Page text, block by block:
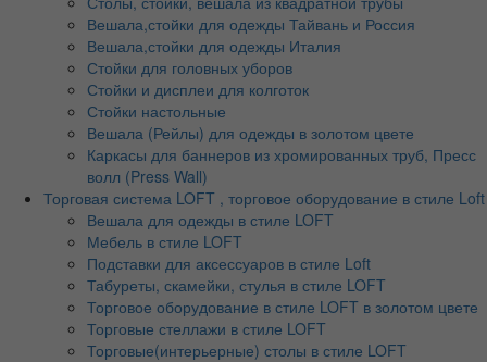
Вешала,стойки для одежды Тайвань и Россия
Вешала,стойки для одежды Италия
Стойки для головных уборов
Стойки и дисплеи для колготок
Стойки настольные
Вешала (Рейлы) для одежды в золотом цвете
Каркасы для баннеров из хромированных труб, Пресс
волл (Press Wall)
Торговая система LOFT , торговое оборудование в стиле Loft
Вешала для одежды в стиле LOFT
Мебель в стиле LOFT
Подставки для аксессуаров в стиле Loft
Табуреты, скамейки, стулья в стиле LOFT
Торговое оборудование в стиле LOFT в золотом цвете
Торговые стеллажи в стиле LOFT
Торговые(интерьерные) столы в стиле LOFT